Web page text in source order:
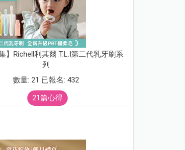
】Richell利其爾 T.L.I第二代乳牙刷系
列
數量: 21 已報名: 432
21篇心得